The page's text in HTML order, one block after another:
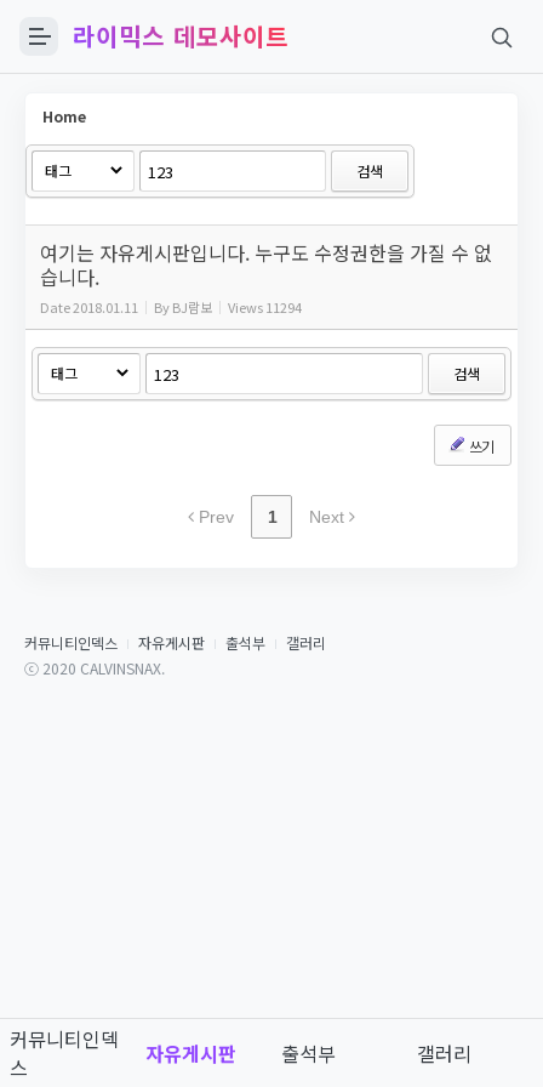
라이믹스 데모사이트
Home
검색
여기는 자유게시판입니다. 누구도 수정권한을 가질 수 없
습니다.
Date2018.01.11 ByBJ람보 Views11294
검색
쓰기
Prev 1 Next
커뮤니티인덱스 자유게시판 출석부
갤러리
ⓒ 2020 CALVINSNAX.
커뮤니티인덱
스
자유게시판 출석부 갤러리
Sketchbook5, 스케치북5
Sketchbook5, 스케치북5